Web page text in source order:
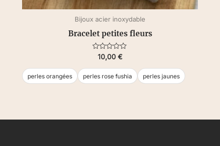
Bijoux acier inoxydable
Bracelet petites fleurs
Note
sur
5
10,00 €
perles orangées perles rose fushia perles jaunes